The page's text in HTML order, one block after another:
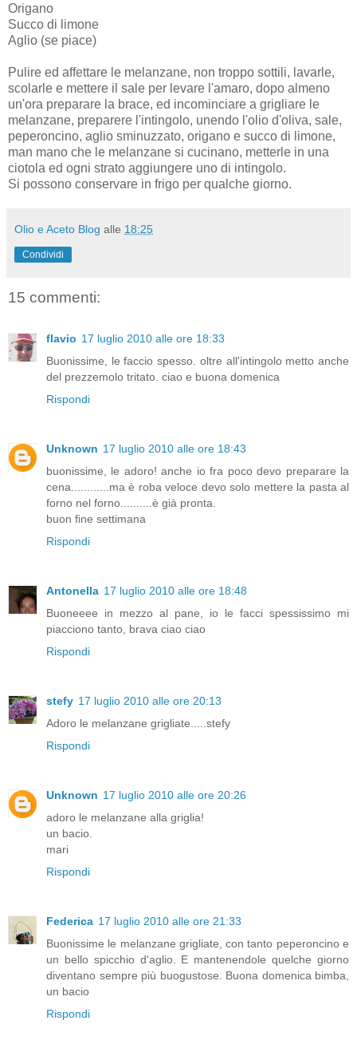
Origano
Succo di limone
Aglio (se piace)
Pulire ed affettare le melanzane, non troppo sottili, lavarle,
scolarle e mettere il sale per levare l'amaro, dopo almeno
un'ora preparare la brace, ed incominciare a grigliare le
melanzane, preparere l'intingolo, unendo l'olio d'oliva, sale,
peperoncino, aglio sminuzzato, origano e succo di limone,
man mano che le melanzane si cucinano, metterle in una
ciotola ed ogni strato aggiungere uno di intingolo.
Si possono conservare in frigo per qualche giorno.
Olio e Aceto Blog alle 18:25
Condividi
15 commenti:
flavio 17 luglio 2010 alle ore 18:33
Buonissime, le faccio spesso. oltre all'intingolo metto anche
del prezzemolo tritato. ciao e buona domenica
Rispondi
Unknown 17 luglio 2010 alle ore 18:43
buonissime, le adoro! anche io fra poco devo preparare la
cena............ma è roba veloce devo solo mettere la pasta al
forno nel forno..........è già pronta.
buon fine settimana
Rispondi
Antonella 17 luglio 2010 alle ore 18:48
Buoneeee in mezzo al pane, io le facci spessissimo mi
piacciono tanto, brava ciao ciao
Rispondi
stefy 17 luglio 2010 alle ore 20:13
Adoro le melanzane grigliate.....stefy
Rispondi
Unknown 17 luglio 2010 alle ore 20:26
adoro le melanzane alla griglia!
un bacio.
mari
Rispondi
Federica 17 luglio 2010 alle ore 21:33
Buonissime le melanzane grigliate, con tanto peperoncino e
un bello spicchio d'aglio. E mantenendole quelche giorno
diventano sempre più buogustose. Buona domenica bimba,
un bacio
Rispondi